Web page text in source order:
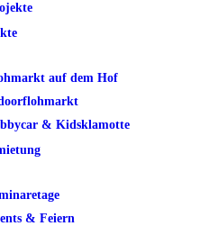
auf dem Hof
& Kidsklamotte
& Feiern
Office 365
| geschlossene